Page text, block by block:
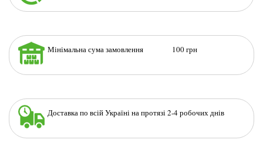
Мінімальна сума замовлення 100 грн
Доставка по всій Україні на протязі 2-4 робочих днів